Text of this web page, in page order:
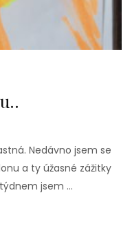
Nedávno jsem se
a ty úžasné zážitky
jsem …